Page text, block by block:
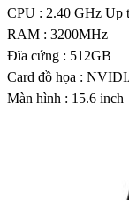
CPU : 2.40 GHz Up
RAM : 3200MHz
Đĩa cứng : 512GB
Card đồ họa :
Màn hình : 15.6 inch